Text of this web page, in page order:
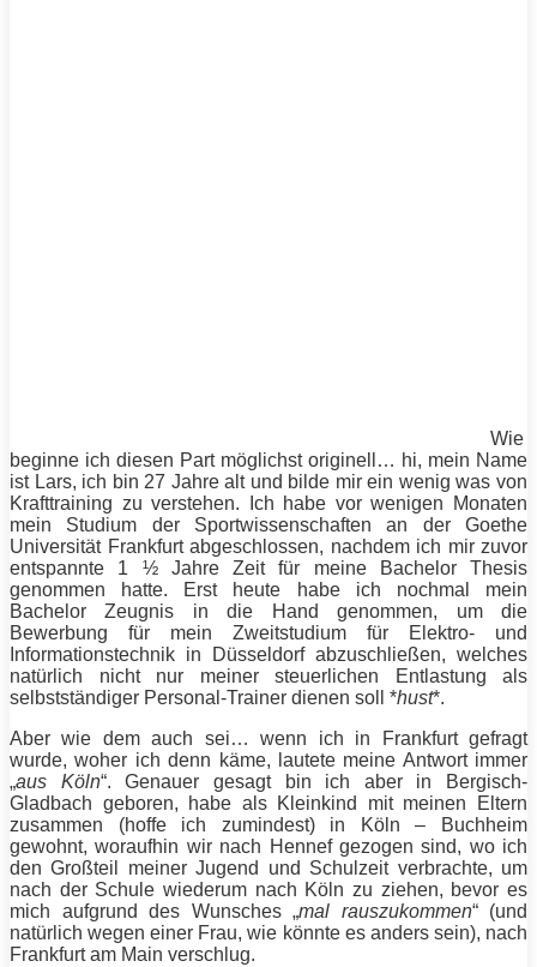
Wie
beginne ich diesen Part möglichst originell… hi, mein Name
ist Lars, ich bin 27 Jahre alt und bilde mir ein wenig was von
Krafttraining zu verstehen. Ich habe vor wenigen Monaten
mein Studium der Sportwissenschaften an der Goethe
Universität Frankfurt abgeschlossen, nachdem ich mir zuvor
entspannte 1 ½ Jahre Zeit für meine Bachelor Thesis
genommen hatte. Erst heute habe ich nochmal mein
Bachelor Zeugnis in die Hand genommen, um die
Bewerbung für mein Zweitstudium für Elektro- und
Informationstechnik in Düsseldorf abzuschließen, welches
natürlich nicht nur meiner steuerlichen Entlastung als
selbstständiger Personal-Trainer dienen soll *hust*.
Aber wie dem auch sei… wenn ich in Frankfurt gefragt
wurde, woher ich denn käme, lautete meine Antwort immer
„aus Köln“. Genauer gesagt bin ich aber in Bergisch-
Gladbach geboren, habe als Kleinkind mit meinen Eltern
zusammen (hoffe ich zumindest) in Köln – Buchheim
gewohnt, woraufhin wir nach Hennef gezogen sind, wo ich
den Großteil meiner Jugend und Schulzeit verbrachte, um
nach der Schule wiederum nach Köln zu ziehen, bevor es
mich aufgrund des Wunsches „mal rauszukommen“ (und
natürlich wegen einer Frau, wie könnte es anders sein), nach
Frankfurt am Main verschlug.